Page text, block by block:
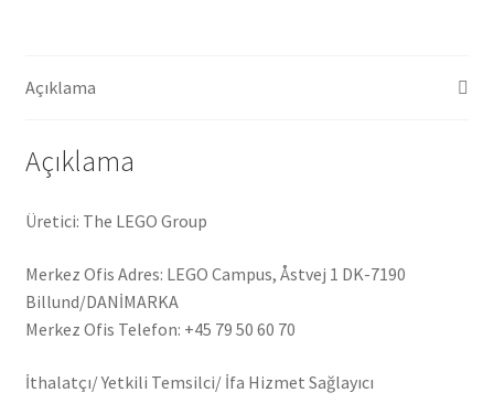
El)
Açıklama
Açıklama
Üretici: The LEGO Group
Merkez Ofis Adres: LEGO Campus, Åstvej 1 DK-7190
Billund/DANİMARKA
Merkez Ofis Telefon: +45 79 50 60 70
İthalatçı/ Yetkili Temsilci/ İfa Hizmet Sağlayıcı